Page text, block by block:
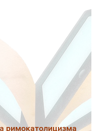
римокатолицизма